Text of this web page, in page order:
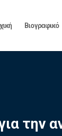
Βιογραφικό
την